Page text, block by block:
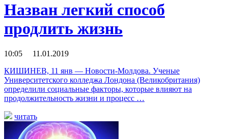
Назван легкий способ
продлить жизнь
10:05 11.01.2019
КИШИНЕВ, 11 янв — Новости-Молдова. Ученые
Университетского колледжа Лондона (Великобритания)
определили социальные факторы, которые влияют на
продолжительность жизни и процесс …
читать